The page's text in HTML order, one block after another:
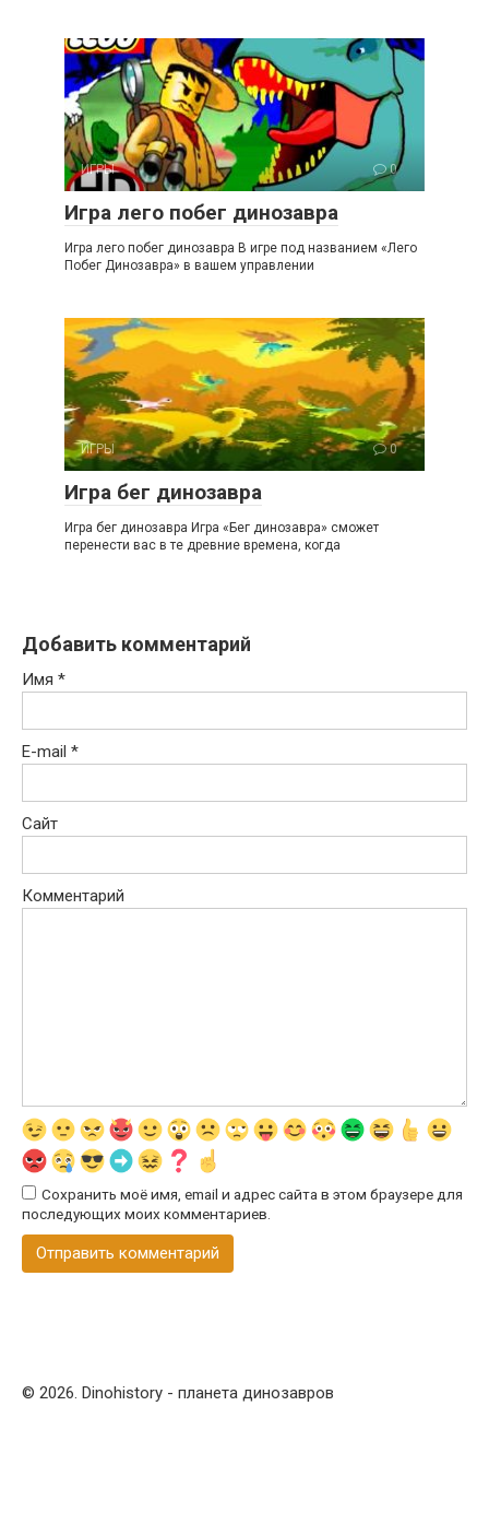
ИГРЫ 0
Игра лего побег динозавра
Игра лего побег динозавра В игре под названием «Лего
Побег Динозавра» в вашем управлении
ИГРЫ 0
Игра бег динозавра
Игра бег динозавра Игра «Бег динозавра» сможет
перенести вас в те древние времена, когда
Добавить комментарий
Имя *
E-mail *
Сайт
Комментарий
Сохранить моё имя, email и адрес сайта в этом браузере для
последующих моих комментариев.
© 2026. Dinohistory - планета динозавров